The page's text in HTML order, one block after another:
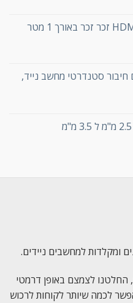
חיבור סטנדרטי מחשב נייד,
ומקלדות למחשבים ניידים.
החלטנו לצמצם באופן דרמטי
לכמה שיותר לקוחות לרכוש